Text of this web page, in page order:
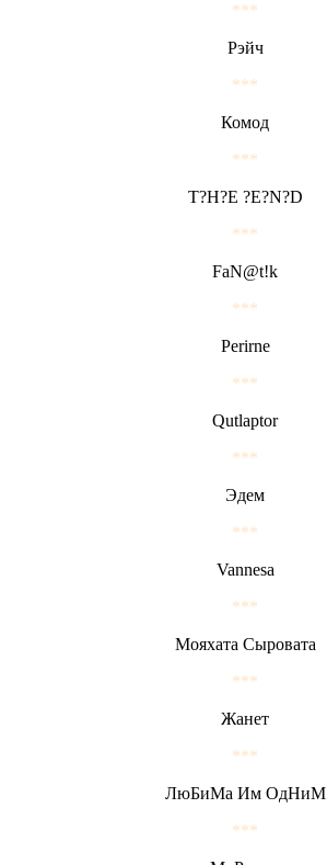
***
Рэйч
***
Комод
***
T?H?E ?E?N?D
***
FaN@t!k
***
Perirne
***
Qutlaptor
***
Эдем
***
Vannesa
***
Мояхата Сыровата
***
Жанет
***
ЛюБиМа Им ОдНиМ
***